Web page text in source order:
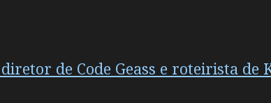
de Code Geass e roteirista